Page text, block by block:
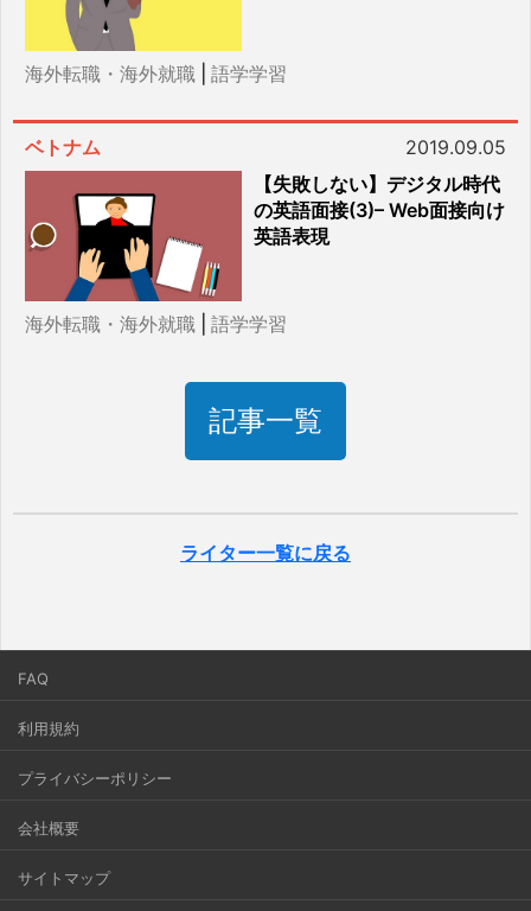
海外転職・海外就職 語学学習
ベトナム
2019.09.05
【失敗しない】デジタル時代
の英語面接(3)– Web面接向け
英語表現
海外転職・海外就職 語学学習
記事一覧
ライター一覧に戻る
FAQ
利用規約
プライバシーポリシー
会社概要
サイトマップ